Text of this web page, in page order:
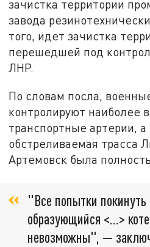
зачистка территории
завода
того, идет зачистка
перешедшей под
ЛНР.
По словам посла,
контролируют наиболее
транспортные артерии, а
обстреливаемая трасса
Артемовск была
"Все попытки покинуть
образующийся <...>
невозможны", —